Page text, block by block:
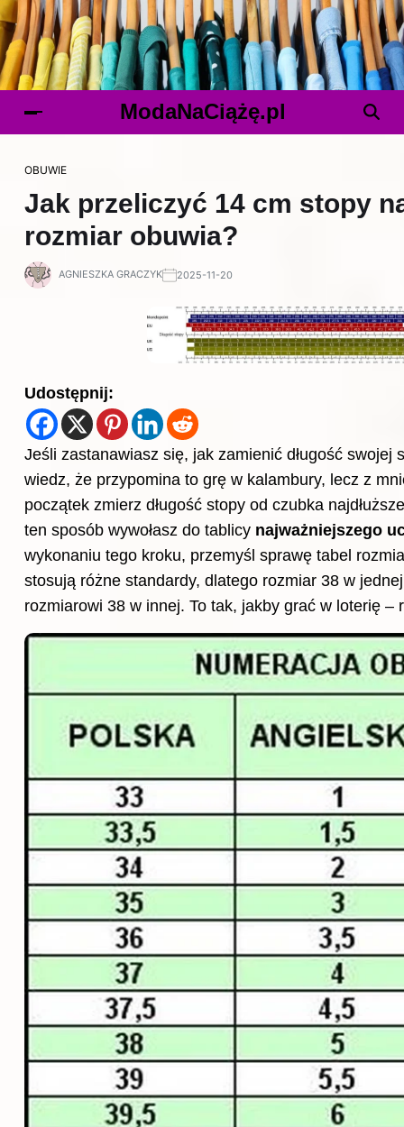
ModaNaCiążę.pl
OBUWIE
Jak przeliczyć 14 cm stopy
rozmiar obuwia?
AGNIESZKA GRACZYK 2025-11-20
Udostępnij:
Jeśli zastanawiasz się, jak zamienić długość swojej
wiedz, że przypomina to grę w kalambury, lecz z
początek zmierz długość stopy od czubka
ten sposób wywołasz do tablicy najważniejszego
wykonaniu tego kroku, przemyśl sprawę tabel
stosują różne standardy, dlatego rozmiar 38 w
rozmiarowi 38 w innej. To tak, jakby grać w loterię